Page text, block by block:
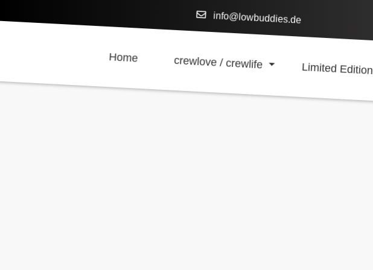
info@lowbuddies.de
Home crewlove / crewlife Limited Edition